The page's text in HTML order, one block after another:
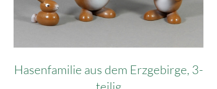
Hasenfamilie aus dem Erzgebirge, 3-